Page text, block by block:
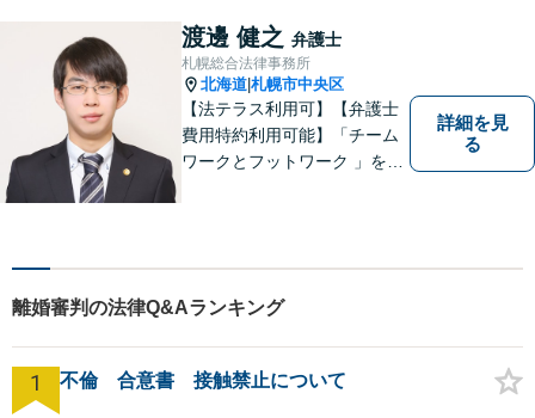
に対応することを心がけてい
ます。気軽に相談できる弁護
士を目指していますので、お
悩みの方はぜひご相談くださ
い。
渡邊 健之 弁護士
札幌総合法律事務所
北海道 札幌市中央区
【法テラス利用可】【弁護士
費用特約利用可能】「チーム
ワークとフットワーク 」を合
もっと身近な存在になりたい
続、交通事故、借金、労働、
刑事事件など
詳細を見
る
離婚審判の法律Q&Aランキング
1 不倫 合意書 接触禁止について